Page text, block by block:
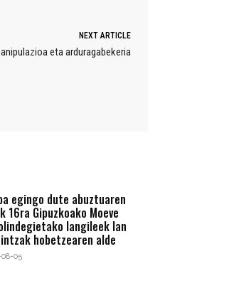
NEXT ARTICLE
eta arduragabekeria
egingo dute abuztuaren
16ra Gipuzkoako Moeve
langileek lan
hobetzearen alde
05